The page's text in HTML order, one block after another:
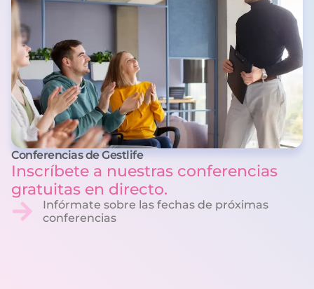
Conferencias de Gestlife
Inscríbete a nuestras conferencias
gratuitas en directo.
Infórmate sobre las fechas de próximas
conferencias